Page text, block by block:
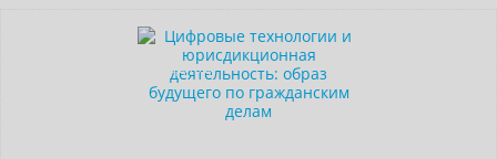
Индивидуальный подход